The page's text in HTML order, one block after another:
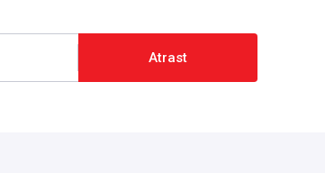
Atrast